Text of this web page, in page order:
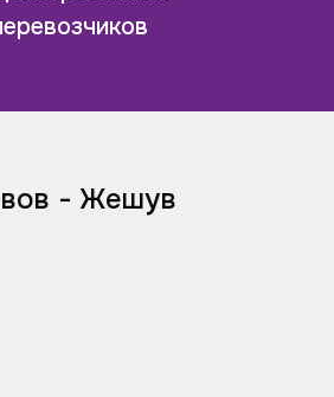
- Жешув